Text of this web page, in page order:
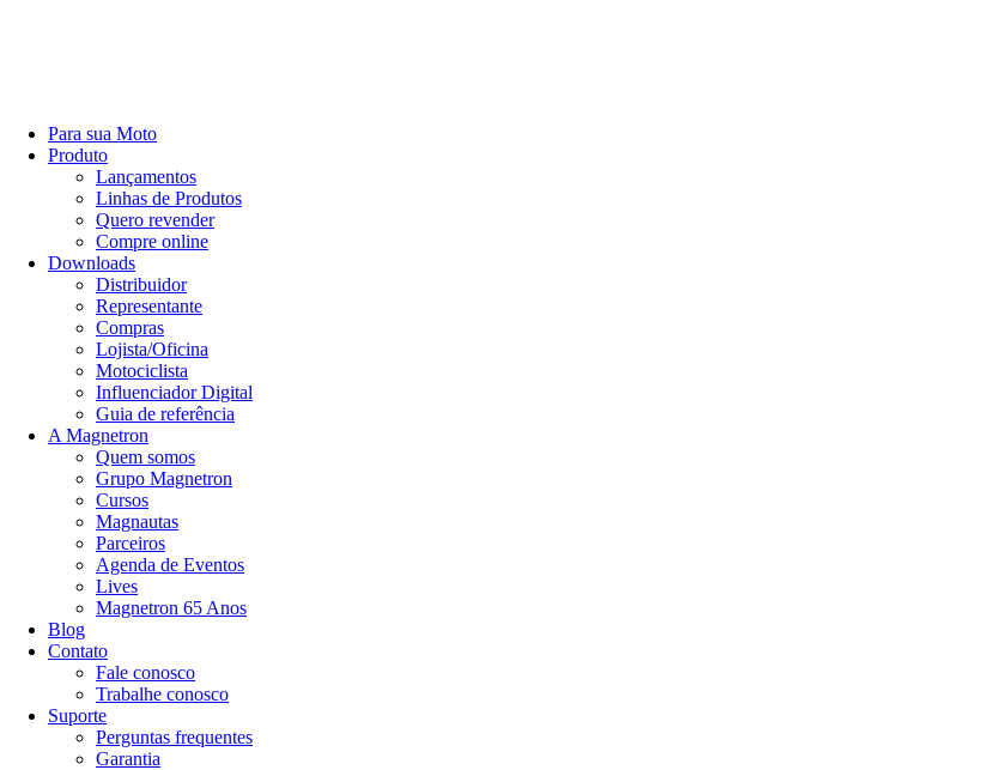
Para sua Moto
Produto
Lançamentos
Linhas de Produtos
Quero revender
Compre online
Downloads
Distribuidor
Representante
Compras
Lojista/Oficina
Motociclista
Influenciador Digital
Guia de referência
A Magnetron
Quem somos
Grupo Magnetron
Cursos
Magnautas
Parceiros
Agenda de Eventos
Lives
Magnetron 65 Anos
Blog
Contato
Fale conosco
Trabalhe conosco
Suporte
Perguntas frequentes
Garantia